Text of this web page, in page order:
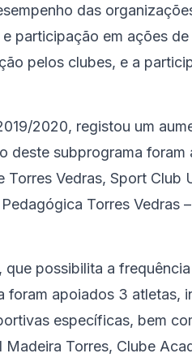
das
participação em ações
pelos clubes, e a
2020, registou um
subprograma
Vedras, Sport Club
Torres Vedras
possibilita a
apoiados 3 atletas,
específicas, bem
Torres, Clube